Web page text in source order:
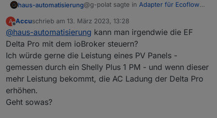
  'inv.cfgAcEnabled',
haus-automatisierung@g-polat sagte in Adapter für Ecoflow
das Script steigt aus, zu viele
Aufrufe
Dafür hatte ich ja eigentlich schon
diesen Cache eingebaut. Aber wenn
sehr sehr viele Daten kommen, dann ist
das ein Problem. Kannst das Limit von
1000 pro Minute in der JavaScript
A
Offline
Accuschrieb am 13. März 2023, 13:28
zuletzt editiert von
@haus-automatisierung kann man irgendwie die EF
Delta Pro mit dem ioBroker steuern?
Ich würde gerne die Leistung eines PV Panels -
gemessen durch ein Shelly Plus 1 PM - und wenn dieser
mehr Leistung bekommt, die AC Ladung der Delta Pro
erhöhen.
Geht sowas?